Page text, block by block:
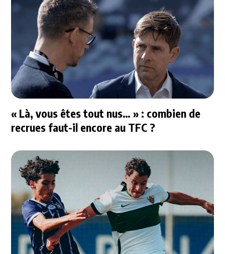
« Là, vous êtes tout nus… » : combien de
recrues faut-il encore au TFC ?